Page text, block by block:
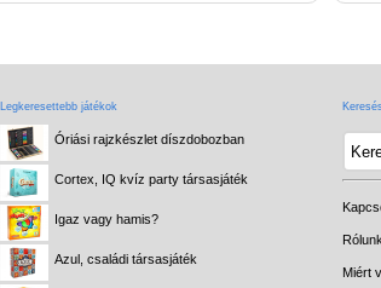
Legkeresettebb játékok
Óriási rajzkészlet díszdobozban
Cortex, IQ kvíz party társasjáték
Igaz vagy hamis?
Azul, családi társasjáték
Keresés
Rólunk
Miért